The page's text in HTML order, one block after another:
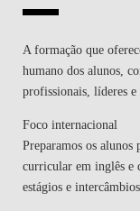
A formação que
humano dos alunos,
profissionais, líderes e
Foco internacional
Preparamos os alunos
curricular em inglês e
estágios e intercâmbios.